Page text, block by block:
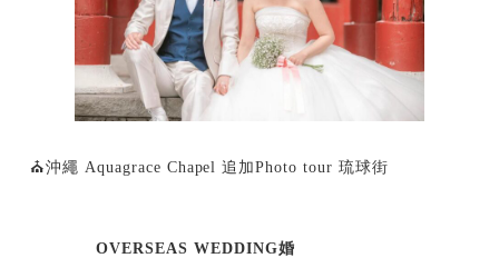
⛪沖繩 Aquagrace Chapel 追加Photo tour 琉球街
OVERSEAS WEDDING婚